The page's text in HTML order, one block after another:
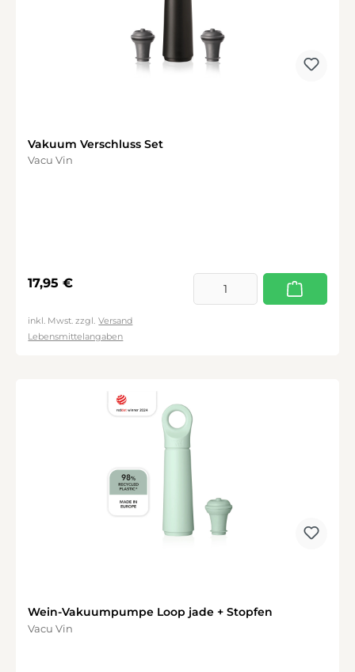
Vakuum Verschluss Set
Vacu Vin
Regulärer Preis:
17,95 €
inkl. Mwst. zzgl. Versand
Lebensmittelangaben
Wein-Vakuumpumpe Loop jade + Stopfen
Vacu Vin